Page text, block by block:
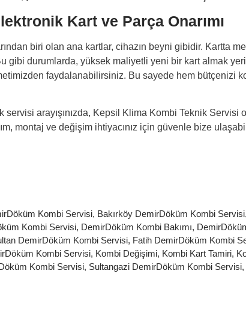
Kart ve Parça Onarımı
biri olan ana kartlar, cihazın beyni gibidir. Kartta
gibi durumlarda, yüksek maliyetli yeni bir kart almak
faydalanabilirsiniz. Bu sayede hem bütçenizi
arayışınızda, Kepsil Klima Kombi Teknik Servisi
montaj ve değişim ihtiyacınız için güvenle bize
Kombi Servisi, Bakırköy DemirDöküm Kombi Servisi,
Kombi Servisi, DemirDöküm Kombi Bakımı,
DemirDöküm Kombi Servisi, Fatih DemirDöküm Kombi
Kombi Servisi, Kombi Değişimi, Kombi Kart Tamiri,
Kombi Servisi, Sultangazi DemirDöküm Kombi Servisi,